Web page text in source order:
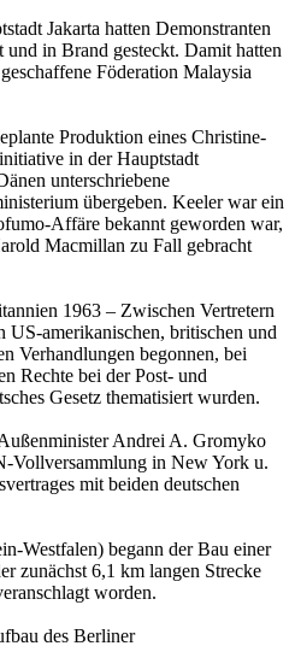
Jakarta hatten Demonstranten
in Brand gesteckt. Damit hatten
Föderation Malaysia
Produktion eines Christine-
in der Hauptstadt
unterschriebene
übergeben. Keeler war ein
Affäre bekannt geworden war,
Macmillan zu Fall gebracht
1963 – Zwischen Vertretern
US-amerikanischen, britischen und
Verhandlungen begonnen, bei
Rechte bei der Post- und
Gesetz thematisiert wurden.
Andrei A. Gromyko
Vollversammlung in New York u.
mit beiden deutschen
Westfalen) begann der Bau einer
zunächst 6,1 km langen Strecke
worden.
des Berliner